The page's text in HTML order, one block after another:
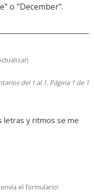
o "December".
)
del 1 al 1. Página 1 de 1
letras y ritmos se me
el formulario!